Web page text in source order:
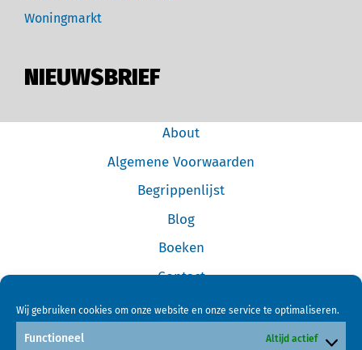
Wij gebruiken cookies om onze website en onze service te optimaliseren.
Functioneel Altijd actief
Woningmarkt
NIEUWSBRIEF
About
Algemene Voorwaarden
Begrippenlijst
Blog
Boeken
Contact
Cookiebeleid (EU)